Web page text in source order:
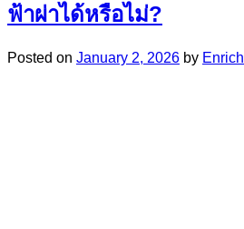
ฟ้าผ่าได้หรือไม่?
Posted on January 2, 2026 by Enrich